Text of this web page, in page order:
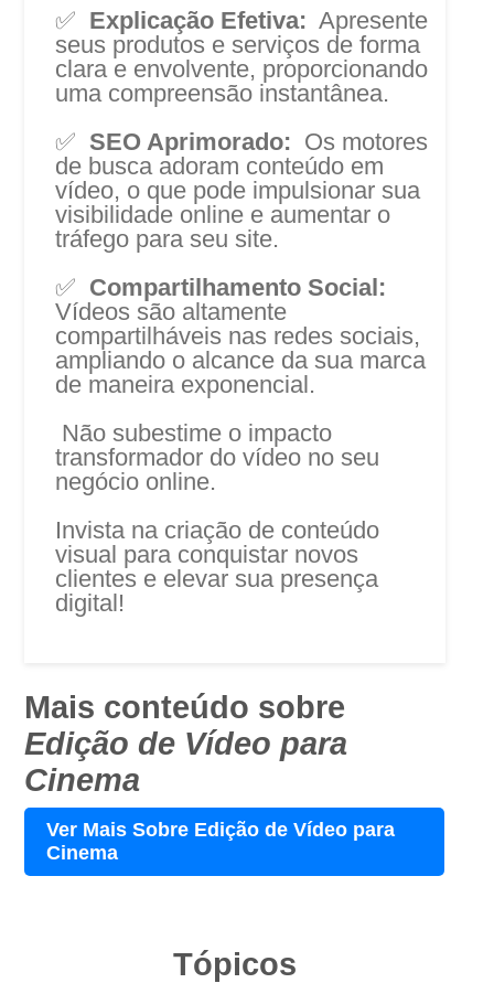
✅ Explicação Efetiva: Apresente
seus produtos e serviços de forma
clara e envolvente, proporcionando
uma compreensão instantânea.
✅ SEO Aprimorado: Os motores
de busca adoram conteúdo em
vídeo, o que pode impulsionar sua
visibilidade online e aumentar o
tráfego para seu site.
✅ Compartilhamento Social:
Vídeos são altamente
compartilháveis nas redes sociais,
ampliando o alcance da sua marca
de maneira exponencial.
Não subestime o impacto
transformador do vídeo no seu
negócio online.
Invista na criação de conteúdo
visual para conquistar novos
clientes e elevar sua presença
digital!
Mais conteúdo sobre
Edição de Vídeo para
Cinema
Ver Mais Sobre Edição de Vídeo para
Cinema
Tópicos